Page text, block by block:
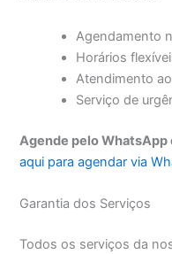
Agendamento
Horários
Atendimento
Serviço de
Agende pelo WhatsApp
aqui para agendar via
Garantia dos Serviços
Todos os serviços da